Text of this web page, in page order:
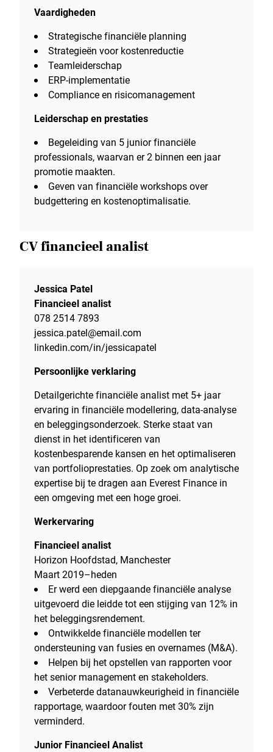
Vaardigheden
Strategische financiële planning
Strategieën voor kostenreductie
Teamleiderschap
ERP-implementatie
Compliance en risicomanagement
Leiderschap en prestaties
Begeleiding van 5 junior financiële
professionals, waarvan er 2 binnen een jaar
promotie maakten.
Geven van financiële workshops over
budgettering en kostenoptimalisatie.
CV financieel analist
Jessica Patel
Financieel analist
078 2514 7893
jessica.patel@email.com
linkedin.com/in/jessicapatel
Persoonlijke verklaring
Detailgerichte financiële analist met 5+ jaar
ervaring in financiële modellering, data-analyse
en beleggingsonderzoek. Sterke staat van
dienst in het identificeren van
kostenbesparende kansen en het optimaliseren
van portfolioprestaties. Op zoek om analytische
expertise bij te dragen aan Everest Finance in
een omgeving met een hoge groei.
Werkervaring
Financieel analist
Horizon Hoofdstad, Manchester
Maart 2019–heden
Er werd een diepgaande financiële analyse
uitgevoerd die leidde tot een stijging van 12% in
het beleggingsrendement.
Ontwikkelde financiële modellen ter
ondersteuning van fusies en overnames (M&A).
Helpen bij het opstellen van rapporten voor
het senior management en stakeholders.
Verbeterde datanauwkeurigheid in financiële
rapportage, waardoor fouten met 30% zijn
verminderd.
Junior Financieel Analist